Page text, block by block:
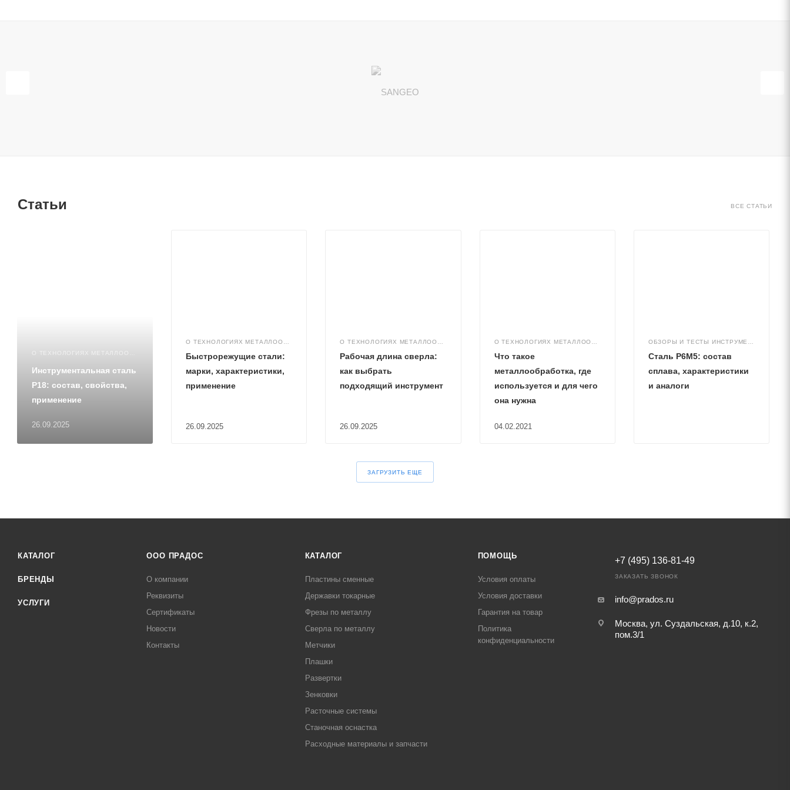
Статьи ВСЕ СТАТЬИ
26.09.2025
Инструментальная сталь
Р18: состав, свойства,
применение
26.09.2025
Быстрорежущие стали:
марки, характеристики,
применение
26.09.2025
Рабочая длина сверла:
как выбрать
подходящий инструмент
04.02.2021
Что такое
металлообработка, где
используется и для чего
она нужна
Сталь Р6М5: состав
сплава, характеристики
и аналоги
ЗАГРУЗИТЬ ЕЩЕ
КАТАЛОГ
БРЕНДЫ
УСЛУГИ
ООО ПРАДОС
О компании
Реквизиты
Сертификаты
Новости
Контакты
КАТАЛОГ
Пластины сменные
Державки токарные
Фрезы по металлу
Сверла по металлу
Метчики
Плашки
Развертки
Зенковки
Расточные системы
Станочная оснастка
Расходные материалы и запчасти
ПОМОЩЬ
Условия оплаты
Условия доставки
Гарантия на товар
Политика
конфиденциальности
+7 (495) 136-81-49
ЗАКАЗАТЬ ЗВОНОК
info@prados.ru
Москва, ул. Суздальская, д.10, к.2,
пом.3/1